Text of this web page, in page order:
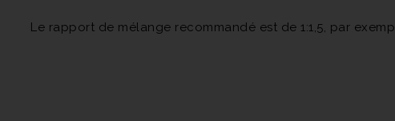
Le rapport de mélange recommandé est de 1:1,5, par